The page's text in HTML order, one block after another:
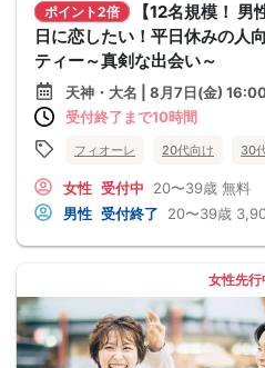
ポイント2倍
【12名規模！
日に恋したい！平日休みの人
ティー～真剣な出会い～
天神・大名 | 8月7日(金)
受付終了まで10時間
フィオーレ 20代向け 30
女性 受付中 20〜39歳 無料
男性 受付終了 20〜39歳
女性先行